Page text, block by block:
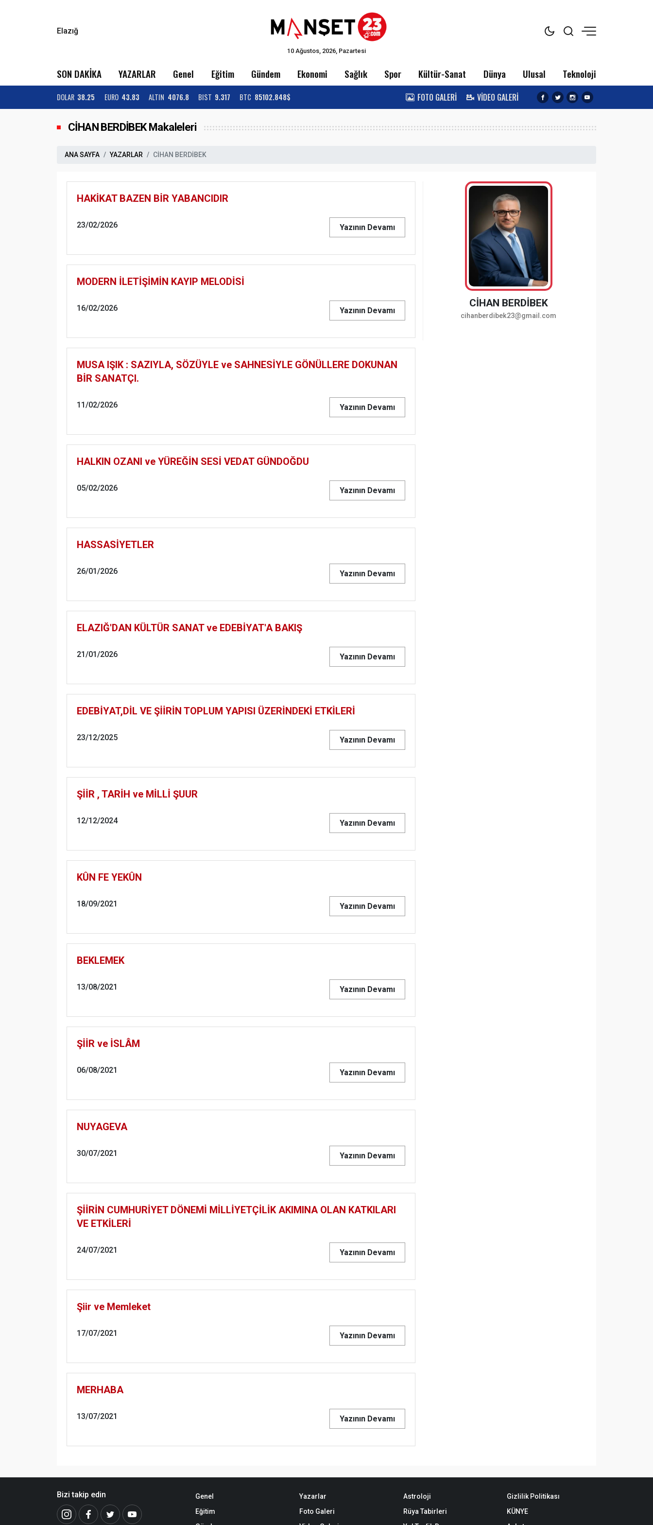
Elazığ
10 Ağustos, 2026, Pazartesi
SON DAKİKA YAZARLAR Genel Eğitim Gündem Ekonomi Sağlık Spor Kültür-Sanat Dünya Ulusal Teknoloji
DOLAR 38.25 EURO 43.83 ALTIN 4076.8 BIST 9.317 BTC 85102.848$ FOTO GALERİ VİDEO GALERİ
CİHAN BERDİBEK Makaleleri
ANA SAYFA YAZARLAR CİHAN BERDİBEK
HAKİKAT BAZEN BİR YABANCIDIR
23/02/2026 Yazının Devamı
MODERN İLETİŞİMİN KAYIP MELODİSİ
16/02/2026 Yazının Devamı
MUSA IŞIK : SAZIYLA, SÖZÜYLE ve SAHNESİYLE GÖNÜLLERE DOKUNAN
BİR SANATÇI.
11/02/2026 Yazının Devamı
HALKIN OZANI ve YÜREĞİN SESİ VEDAT GÜNDOĞDU
05/02/2026 Yazının Devamı
HASSASİYETLER
26/01/2026 Yazının Devamı
ELAZIĞ'DAN KÜLTÜR SANAT ve EDEBİYAT'A BAKIŞ
21/01/2026 Yazının Devamı
EDEBİYAT,DİL VE ŞİİRİN TOPLUM YAPISI ÜZERİNDEKİ ETKİLERİ
23/12/2025 Yazının Devamı
ŞİİR , TARİH ve MİLLİ ŞUUR
12/12/2024 Yazının Devamı
KÛN FE YEKÛN
18/09/2021 Yazının Devamı
BEKLEMEK
13/08/2021 Yazının Devamı
ŞİİR ve İSLÂM
06/08/2021 Yazının Devamı
NUYAGEVA
30/07/2021 Yazının Devamı
ŞİİRİN CUMHURİYET DÖNEMİ MİLLİYETÇİLİK AKIMINA OLAN KATKILARI
VE ETKİLERİ
24/07/2021 Yazının Devamı
Şiir ve Memleket
17/07/2021 Yazının Devamı
MERHABA
13/07/2021 Yazının Devamı
CİHAN BERDİBEK
cihanberdibek23@gmail.com
Bizi takip edin
Genel
Eğitim
Yazarlar
Foto Galeri
Astroloji
Rüya Tabirleri
Gizlilik Politikası
KÜNYE